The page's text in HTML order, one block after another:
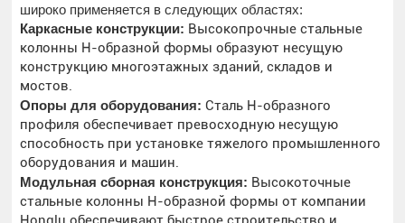
широко применяется в следующих областях:
Каркасные конструкции: Высокопрочные стальные
колонны H-образной формы образуют несущую
конструкцию многоэтажных зданий, складов и
мостов.
Опоры для оборудования: Сталь H-образного
профиля обеспечивает превосходную несущую
способность при установке тяжелого промышленного
оборудования и машин.
Модульная сборная конструкция: Высокоточные
стальные колонны H-образной формы от компании